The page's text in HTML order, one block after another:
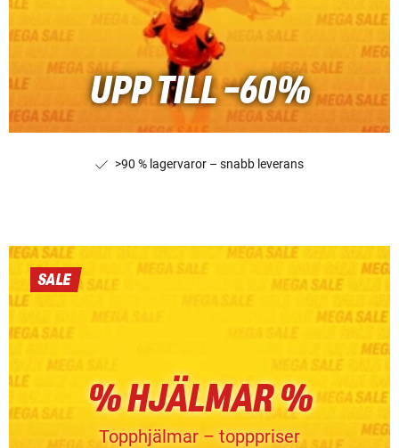
UPP TILL -60%
>90 % lagervaror – snabb leverans
SALE
% HJÄLMAR %
Topphjälmar – topppriser